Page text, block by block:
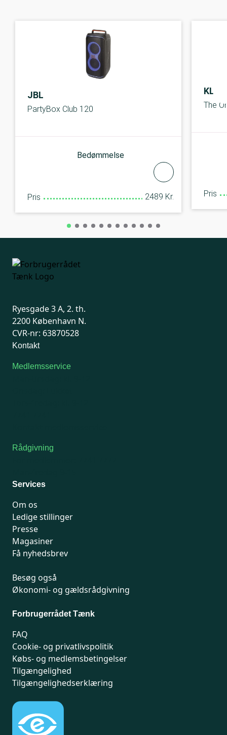
JBL
PartyBox Club 120
Bedømmelse
Pris 2489 Kr.
The
Pris
Ryesgade 3 A, 2. th.
2200 København N.
CVR-nr: 63870528
Kontakt
Medlemsservice
Rådgivning
Services
Om os
Ledige stillinger
Presse
Magasiner
Få nyhedsbrev
Besøg også
Økonomi- og gældsrådgivning
Forbrugerrådet Tænk
FAQ
Cookie- og privatlivspolitik
Købs- og medlemsbetingelser
Tilgængelighed
Tilgængelighedserklæring